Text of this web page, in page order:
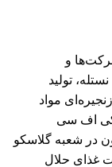
و
تولید
زنجیره‌ای مواد
کی اف سی
در شعبه گلاسکو
غذای حلال